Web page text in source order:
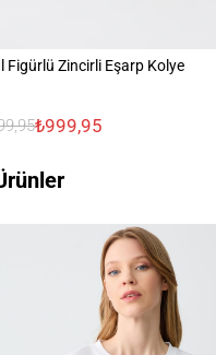
Figürlü Zincirli Eşarp Kolye
₺999,95